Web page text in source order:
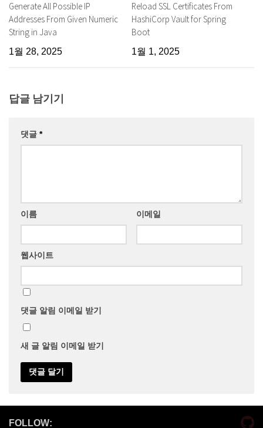
Generate All Possible IP
Addresses From Given Numeric
String in Java
1월 28, 2025
Reload SSL Certificates From
HashiCorp Vault for Spring
Boot
1월 1, 2025
답글 남기기
댓글 *
이름 이메일
웹사이트
댓글 알림 이메일 받기
새 글 알림 이메일 받기
FOLLOW: